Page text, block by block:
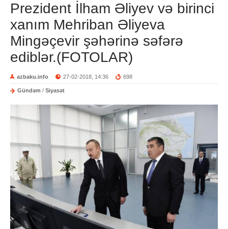
Prezident İlham Əliyev və birinci
xanım Mehriban Əliyeva
Mingəçevir şəhərinə səfərə
ediblər.(FOTOLAR)
azbaku.info 27-02-2018, 14:36 698
Gündəm / Siyasət